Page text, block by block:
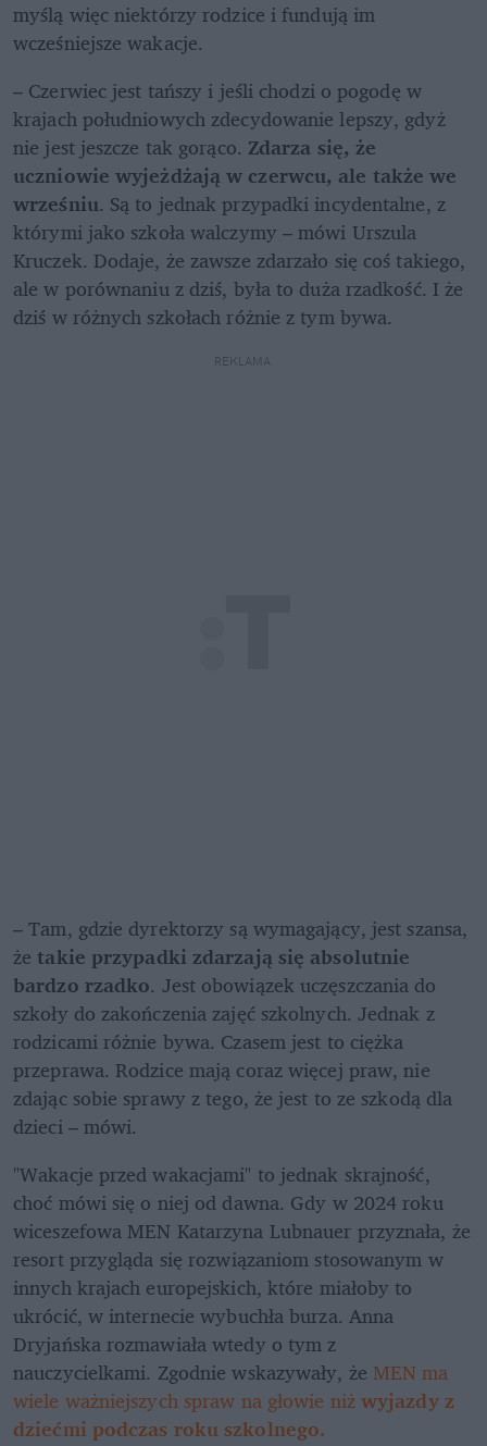
myślą więc niektórzy rodzice i fundują im
wcześniejsze wakacje.
– Czerwiec jest tańszy i jeśli chodzi o pogodę w
krajach południowych zdecydowanie lepszy, gdyż
nie jest jeszcze tak gorąco. Zdarza się, że
uczniowie wyjeżdżają w czerwcu, ale także we
wrześniu. Są to jednak przypadki incydentalne, z
którymi jako szkoła walczymy – mówi Urszula
Kruczek. Dodaje, że zawsze zdarzało się coś takiego,
ale w porównaniu z dziś, była to duża rzadkość. I że
dziś w różnych szkołach różnie z tym bywa.
REKLAMA
– Tam, gdzie dyrektorzy są wymagający, jest szansa,
że takie przypadki zdarzają się absolutnie
bardzo rzadko. Jest obowiązek uczęszczania do
szkoły do zakończenia zajęć szkolnych. Jednak z
rodzicami różnie bywa. Czasem jest to ciężka
przeprawa. Rodzice mają coraz więcej praw, nie
zdając sobie sprawy z tego, że jest to ze szkodą dla
dzieci – mówi.
"Wakacje przed wakacjami" to jednak skrajność,
choć mówi się o niej od dawna. Gdy w 2024 roku
wiceszefowa MEN Katarzyna Lubnauer przyznała, że
resort przygląda się rozwiązaniom stosowanym w
innych krajach europejskich, które miałoby to
ukrócić, w internecie wybuchła burza. Anna
Dryjańska rozmawiała wtedy o tym z
nauczycielkami. Zgodnie wskazywały, że MEN ma
wiele ważniejszych spraw na głowie niż wyjazdy z
dziećmi podczas roku szkolnego.